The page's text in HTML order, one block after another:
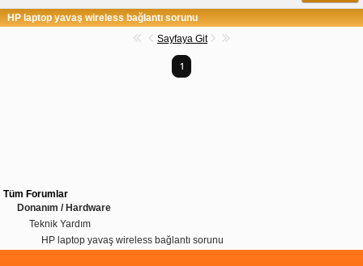
HP laptop yavaş wireless bağlantı sorunu
Sayfaya Git
1
Tüm Forumlar
Donanım / Hardware
Teknik Yardım
HP laptop yavaş wireless bağlantı sorunu